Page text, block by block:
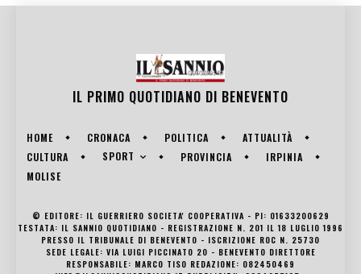
IL PRIMO QUOTIDIANO DI BENEVENTO
HOME CRONACA POLITICA
ATTUALITÀ
CULTURA
SPORT PROVINCIA
IRPINIA
MOLISE
© EDITORE: IL GUERRIERO SOCIETA' COOPERATIVA - PI: 01633200629
TESTATA: IL SANNIO QUOTIDIANO - REGISTRAZIONE N. 201 IL 18 LUGLIO 1996
PRESSO IL TRIBUNALE DI BENEVENTO - ISCRIZIONE ROC N. 25730
SEDE LEGALE: VIA LUIGI PICCINATO 20 - BENEVENTO DIRETTORE
RESPONSABILE: MARCO TISO REDAZIONE: 082450469